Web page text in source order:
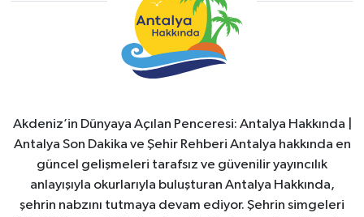
Akdeniz’in Dünyaya Açılan Penceresi: Antalya Hakkında |
Antalya Son Dakika ve Şehir Rehberi Antalya hakkında en
güncel gelişmeleri tarafsız ve güvenilir yayıncılık
anlayışıyla okurlarıyla buluşturan Antalya Hakkında,
şehrin nabzını tutmaya devam ediyor. Şehrin simgeleri